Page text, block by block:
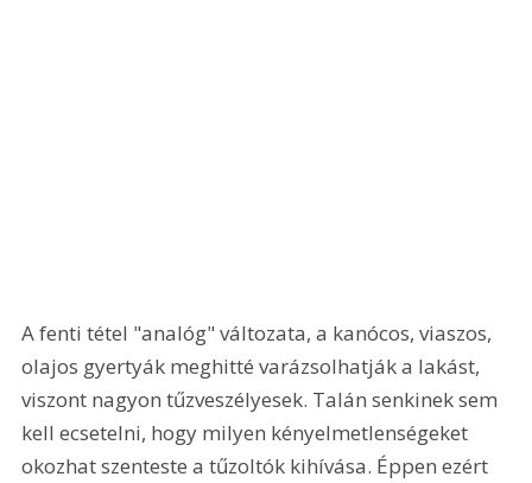
A fenti tétel "analóg" változata, a kanócos, viaszos,
olajos gyertyák meghitté varázsolhatják a lakást,
viszont nagyon tűzveszélyesek. Talán senkinek sem
kell ecsetelni, hogy milyen kényelmetlenségeket
okozhat szenteste a tűzoltók kihívása. Éppen ezért